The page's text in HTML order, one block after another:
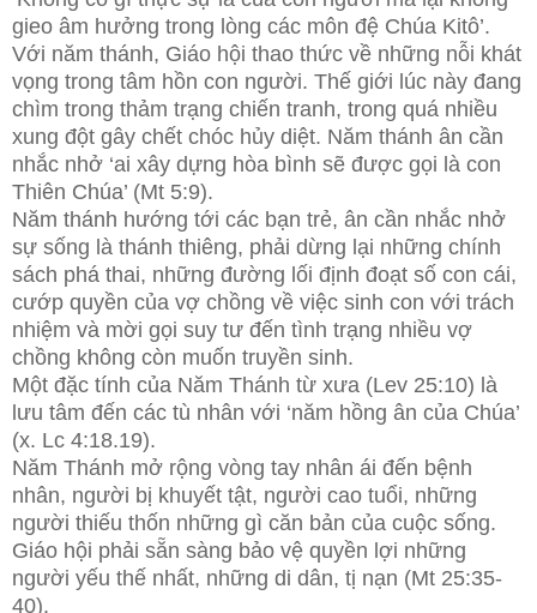
gieo âm hưởng trong lòng các môn đệ Chúa Kitô’.
Với năm thánh, Giáo hội thao thức về những nỗi khát
vọng trong tâm hồn con người. Thế giới lúc này đang
chìm trong thảm trạng chiến tranh, trong quá nhiều
xung đột gây chết chóc hủy diệt. Năm thánh ân cần
nhắc nhở ‘ai xây dựng hòa bình sẽ được gọi là con
Thiên Chúa’ (Mt 5:9).
Năm thánh hướng tới các bạn trẻ, ân cần nhắc nhở
sự sống là thánh thiêng, phải dừng lại những chính
sách phá thai, những đường lối định đoạt số con cái,
cướp quyền của vợ chồng về việc sinh con với trách
nhiệm và mời gọi suy tư đến tình trạng nhiều vợ
chồng không còn muốn truyền sinh.
Một đặc tính của Năm Thánh từ xưa (Lev 25:10) là
lưu tâm đến các tù nhân với ‘năm hồng ân của Chúa’
(x. Lc 4:18.19).
Năm Thánh mở rộng vòng tay nhân ái đến bệnh
nhân, người bị khuyết tật, người cao tuổi, những
người thiếu thốn những gì căn bản của cuộc sống.
Giáo hội phải sẵn sàng bảo vệ quyền lợi những
người yếu thế nhất, những di dân, tị nạn (Mt 25:35-
40).